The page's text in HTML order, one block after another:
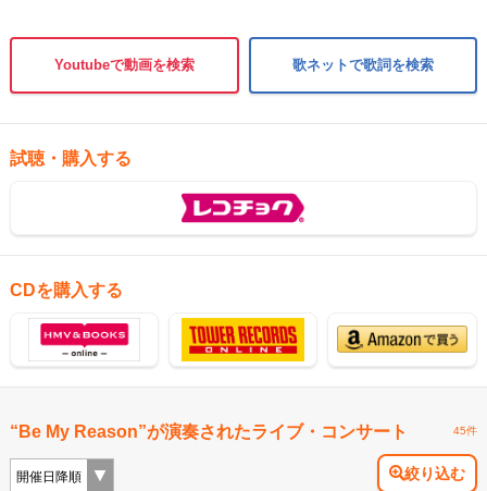
Youtubeで動画を検索 歌ネットで歌詞を検索
試聴・購入する
CDを購入する
“Be My Reason”が演奏されたライブ・コンサート 45件
絞り込む